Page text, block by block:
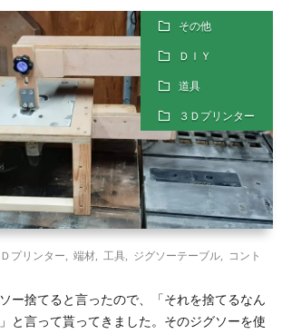
その他
ＤＩＹ
道具
３Ｄプリンター
Ｄプリンター 端材 工具 ジグソーテーブル
コント
ー捨てると言ったので、「それを捨てるなん
と言って貰ってきました。そのジグソーを使